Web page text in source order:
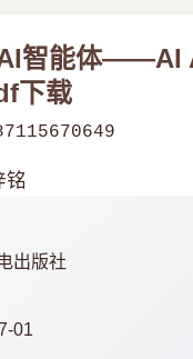
智能体——AI
下载
铭
出版社
01